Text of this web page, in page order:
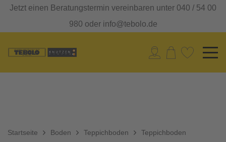
Jetzt einen Beratungstermin vereinbaren unter 040 / 54 00
980 oder info@tebolo.de
Startseite Boden
Teppichboden
Teppichboden